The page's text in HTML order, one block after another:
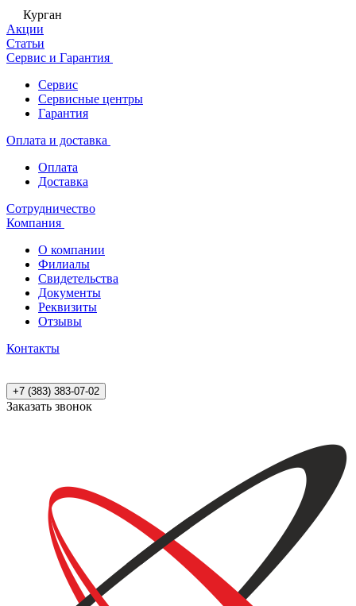
Курган
Акции
Статьи
Сервис и Гарантия
Сервис
Сервисные центры
Гарантия
Оплата и доставка
Оплата
Доставка
Сотрудничество
Компания
О компании
Филиалы
Свидетельства
Документы
Реквизиты
Отзывы
Контакты
+7 (383) 383-07-02
Заказать звонок